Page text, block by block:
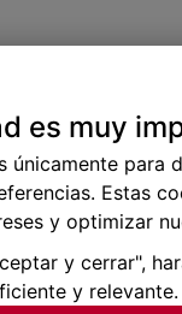
es muy
únicamente para
Estas
y optimizar
y cerrar",
y